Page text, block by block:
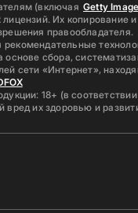
(включая Getty
Их копирование
правообладателя.
сбора,
сети «Интернет»,
18+ (в
их здоровью и